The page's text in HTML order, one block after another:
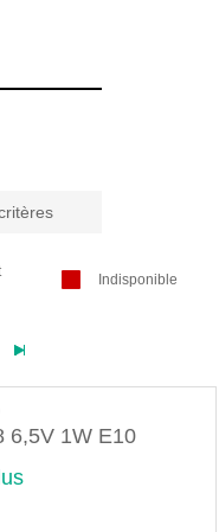
Indisponible
6,5V 1W E10